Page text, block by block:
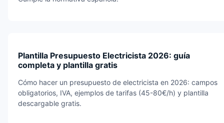
Plantilla Presupuesto Electricista 2026: guía
completa y plantilla gratis
Cómo hacer un presupuesto de electricista en 2026: campos
obligatorios, IVA, ejemplos de tarifas (45-80€/h) y plantilla
descargable gratis.